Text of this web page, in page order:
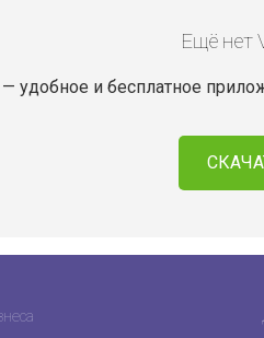
Ещё нет
удобное и бесплатное